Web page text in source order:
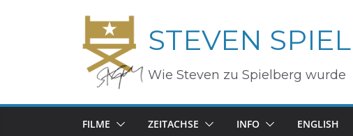
STEVEN
Wie Steven zu Spielberg wurde
FILME ZEITACHSE INFO ENGLISH